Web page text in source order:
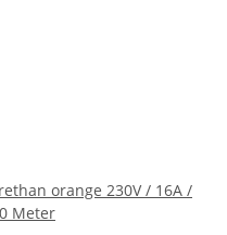
orange 230V / 16A /
Meter